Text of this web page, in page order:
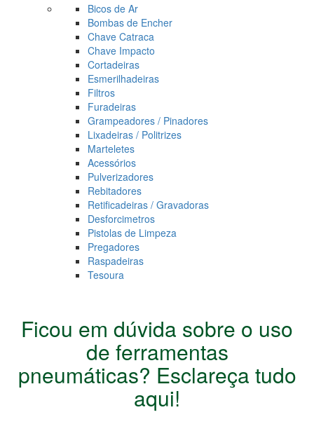
Bicos de Ar
Bombas de Encher
Chave Catraca
Chave Impacto
Cortadeiras
Esmerilhadeiras
Filtros
Furadeiras
Grampeadores / Pinadores
Lixadeiras / Politrizes
Marteletes
Acessórios
Pulverizadores
Rebitadores
Retificadeiras / Gravadoras
Desforcimetros
Pistolas de Limpeza
Pregadores
Raspadeiras
Tesoura
Ficou em dúvida sobre o uso
de ferramentas
pneumáticas? Esclareça tudo
aqui!